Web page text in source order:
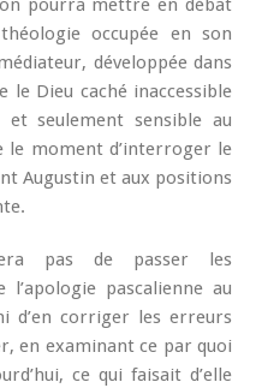
pourra mettre en débat
occupée en son
développée dans
le Dieu caché inaccessible
seulement sensible au
le moment d’interroger le
Augustin et aux positions
pas de passer les
pascalienne au
d’en corriger les erreurs
en examinant ce par quoi
ce qui faisait d’elle